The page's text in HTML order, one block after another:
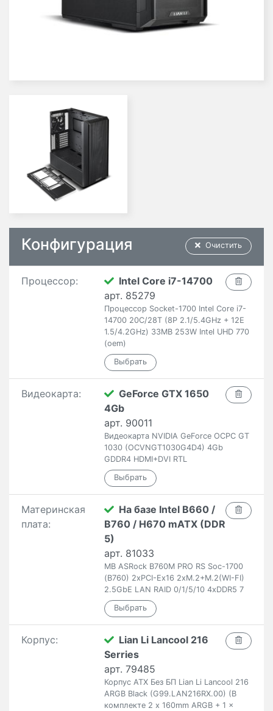
Очистить
Конфигурация
Процессор:
Intel Core i7-14700
арт. 85279
Процессор Socket-1700 Intel Core i7-
14700 20C/28T (8P 2.1/5.4GHz + 12E
1.5/4.2GHz) 33MB 253W Intel UHD 770
(oem)
Видеокарта:
GeForce GTX 1650
4Gb
арт. 90011
Видеокарта NVIDIA GeForce OCPC GT
1030 (OCVNGT1030G4D4) 4Gb
GDDR4 HDMI+DVI RTL
Материнская
плата:
На базе Intel B660 /
B760 / H670 mATX (DDR
5)
арт. 81033
MB ASRock B760M PRO RS Soc-1700
(B760) 2xPCI-Ex16 2xM.2+M.2(WI-FI)
2.5GbE LAN RAID 0/1/5/10 4xDDR5 7
Корпус:
Lian Li Lancool 216
Serries
арт. 79485
Корпус ATX Без БП Lian Li Lancool 216
ARGB Black (G99.LAN216RX.00) (В
комплекте 2 x 160mm ARGB + 1 x